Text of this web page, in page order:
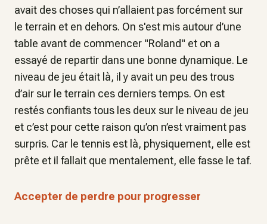
avait des choses qui n’allaient pas forcément sur
le terrain et en dehors. On s'est mis autour d’une
table avant de commencer "Roland" et on a
essayé de repartir dans une bonne dynamique. Le
niveau de jeu était là, il y avait un peu des trous
d’air sur le terrain ces derniers temps. On est
restés confiants tous les deux sur le niveau de jeu
et c’est pour cette raison qu’on n’est vraiment pas
surpris. Car le tennis est là, physiquement, elle est
prête et il fallait que mentalement, elle fasse le taf.
Accepter de perdre pour progresser